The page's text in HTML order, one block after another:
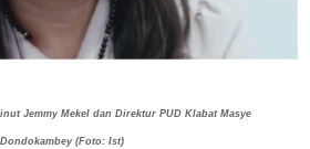
Jemmy Mekel dan Direktur PUD Klabat Masye
Dondokambey (Foto: Ist)